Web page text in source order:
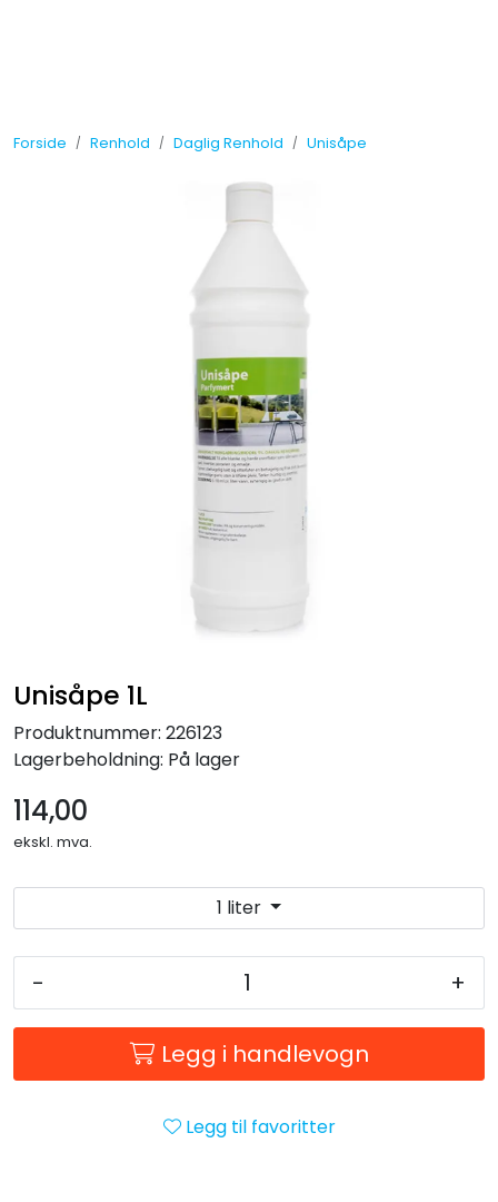
Forside Renhold Daglig Renhold Unisåpe
Unisåpe 1L
Produktnummer: 226123
Lagerbeholdning: På lager
114,00
ekskl. mva.
1 liter
- +
Legg i handlevogn
Legg til favoritter
Måleinstrumenter